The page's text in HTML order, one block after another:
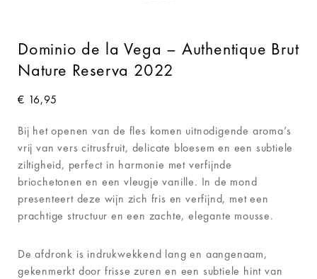
Dominio de la Vega – Authentique Brut
Nature Reserva 2022
€ 16,95
Bij het openen van de fles komen uitnodigende aroma’s
vrij van vers citrusfruit, delicate bloesem en een subtiele
ziltigheid, perfect in harmonie met verfijnde
briochetonen en een vleugje vanille. In de mond
presenteert deze wijn zich fris en verfijnd, met een
prachtige structuur en een zachte, elegante mousse.
De afdronk is indrukwekkend lang en aangenaam,
gekenmerkt door frisse zuren en een subtiele hint van